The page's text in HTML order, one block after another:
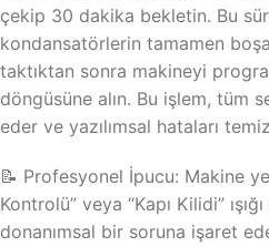
çekip 30 dakika bekletin. Bu
kondansatörlerin tamamen
taktıktan sonra makineyi
döngüsüne alın. Bu işlem, tüm
eder ve yazılımsal hataları
📝 Profesyonel İpucu: Makine
Kontrolü” veya “Kapı Kilidi”
donanımsal bir soruna işaret